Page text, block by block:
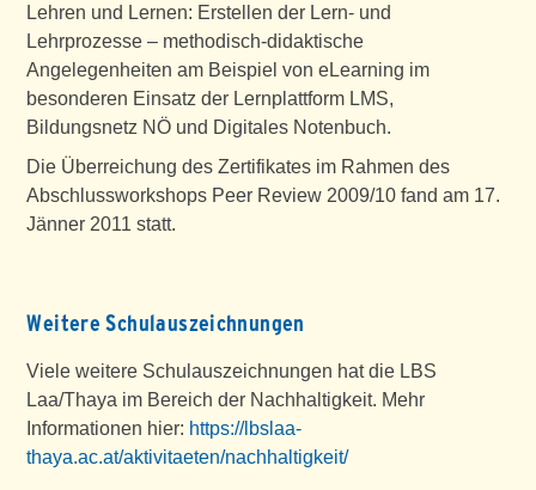
Lehren und Lernen: Erstellen der Lern- und
Lehrprozesse – methodisch-didaktische
Angelegenheiten am Beispiel von eLearning im
besonderen Einsatz der Lernplattform LMS,
Bildungsnetz NÖ und Digitales Notenbuch.
Die Überreichung des Zertifikates im Rahmen des
Abschlussworkshops Peer Review 2009/10 fand am 17.
Jänner 2011 statt.
Weitere Schulauszeichnungen
Viele weitere Schulauszeichnungen hat die LBS
Laa/Thaya im Bereich der Nachhaltigkeit. Mehr
Informationen hier: https://lbslaa-
thaya.ac.at/aktivitaeten/nachhaltigkeit/